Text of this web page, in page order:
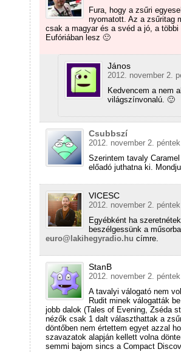
Fura, hogy a zsűri
nyomatott. Az a zsűritag
csak a magyar és a svéd a jó, a
Eufóriában lesz 🙂
János
2012. november 2.
Kedvencem a nem
világszínvonalú. 🙂
Csubbszí
2012. november 2.
Szerintem tavaly
előadó juthatna ki.
VICESC
2012. november 2.
Egyébként ha
beszélgessünk a
euro@lakihegyradio.hu címre.
StanB
2012. november 2.
A tavalyi válogató nem
Rudit minek válogatták
jobb dalok (Tales of Evening, Zséda
nézők csak 1 dalt választhattak a
döntőben nem értettem egyet azzal
szavazatok alapján kellett volna
semmi bajom sincs a Compact